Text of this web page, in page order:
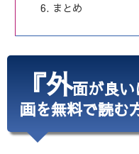
まとめ
『外面が良
画を無料で読む